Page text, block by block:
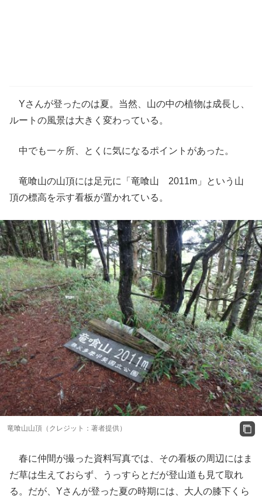
Yさんが登ったのは夏。当然、山の中の植物は成長し、
ルートの風景は大きく変わっている。
中でも一ヶ所、とくに気になるポイントがあった。
竜喰山の山頂には足元に「竜喰山 2011m」という山
頂の標高を示す看板が置かれている。
竜喰山山頂（クレジット：著者提供）
春に仲間が撮った資料写真では、その看板の周辺にはま
だ草は生えておらず、うっすらとだが登山道も見て取れ
る。だが、Yさんが登った夏の時期には、大人の膝下くら